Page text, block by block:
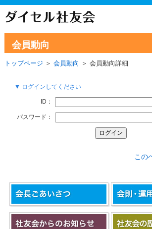
会員動向
トップページ ＞ 会員動向 ＞ 会員動向詳細
▼ ログインしてください
ID：
パスワード：
この